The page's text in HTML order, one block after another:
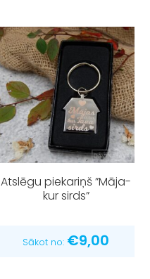
Atslēgu piekariņš ”Māja-
kur sirds”
Sākot no: €9,00